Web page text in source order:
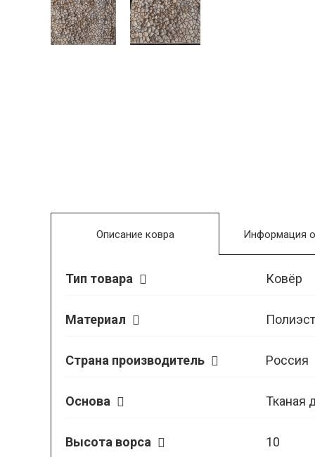
Описание ковра
Тип товара Ковёр
Материал
Страна производитель Россия
Основа Тканая
Высота ворса 10
Информация